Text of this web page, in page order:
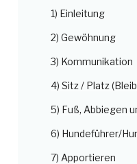
1) Einleitung
2) Gewöhnung
3) Kommunikation
4) Sitz / Platz
5) Fuß, Abbiegen
6) Hundeführer/
7) Apportieren